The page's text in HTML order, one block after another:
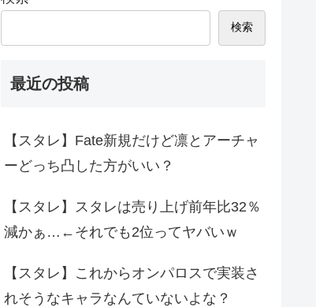
検索
最近の投稿
【スタレ】Fate新規だけど凛とアーチャ
ーどっち凸した方がいい？
【スタレ】スタレは売り上げ前年比32％
減かぁ…←それでも2位ってヤバいｗ
【スタレ】これからオンパロスで実装さ
れそうなキャラなんていないよな？